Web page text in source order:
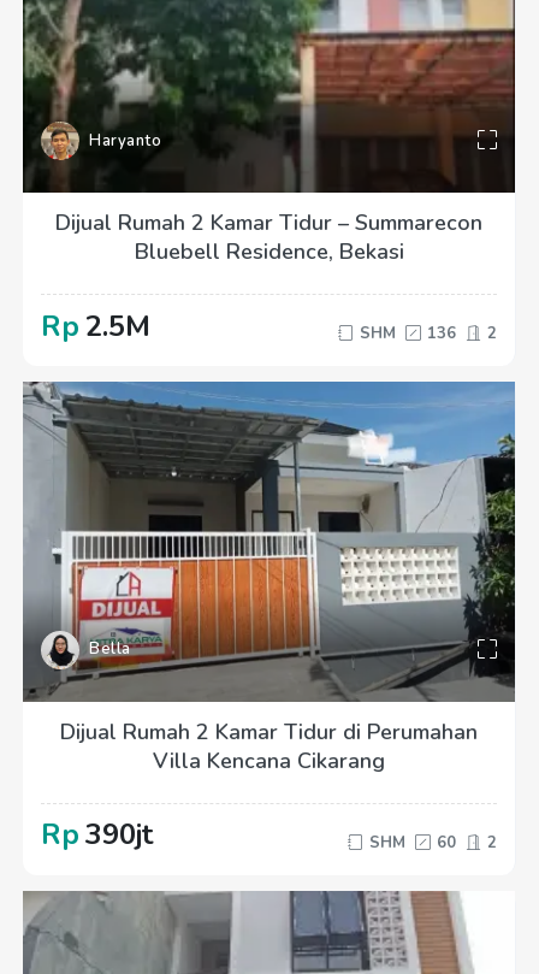
Haryanto
Dijual Rumah 2 Kamar Tidur – Summarecon
Bluebell Residence, Bekasi
Rp 2.5M SHM 136 2
Bella
Dijual Rumah 2 Kamar Tidur di Perumahan
Villa Kencana Cikarang
Rp390jt SHM 60 2